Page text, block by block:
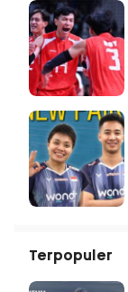
Terpopuler